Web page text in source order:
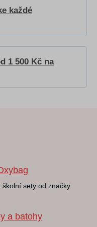
každé
1 500 Kč na
sety od značky
a batohy